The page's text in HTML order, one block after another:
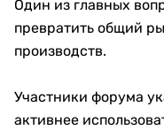
Один из главных
превратить общий
производств.
Участники форума
активнее